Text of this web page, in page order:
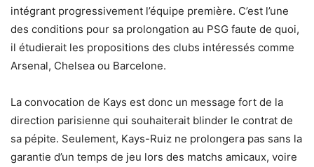
intégrant progressivement l’équipe première. C’est l’une
des conditions pour sa prolongation au PSG faute de quoi,
il étudierait les propositions des clubs intéressés comme
Arsenal, Chelsea ou Barcelone.
La convocation de Kays est donc un message fort de la
direction parisienne qui souhaiterait blinder le contrat de
sa pépite. Seulement, Kays-Ruiz ne prolongera pas sans la
garantie d’un temps de jeu lors des matchs amicaux, voire